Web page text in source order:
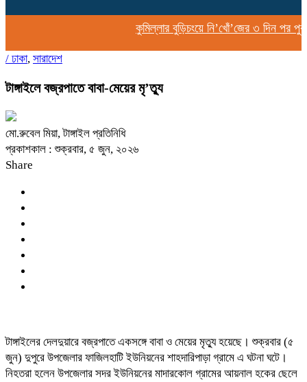
কুমিল্লার বুড়িচংয়ে নি’খোঁ’জের ৩ দিন পর
/ ঢাকা, সারাদেশ
টাঙ্গাইলে বজ্রপাতে বাবা-মেয়ের মৃ’ত্যু
মো.রুবেল মিয়া, টাঙ্গাইল প্রতিনিধি
প্রকাশকাল : শুক্রবার, ৫ জুন, ২০২৬
Share
টাঙ্গাইলের দেলদুয়ারে বজ্রপাতে একসঙ্গে বাবা ও মেয়ের মৃত্যু হয়েছে। শুক্রবার (৫
জুন) দুপুরে উপজেলার ফাজিলহাটি ইউনিয়নের শাহদারিপাড়া গ্রামে এ ঘটনা ঘটে।
নিহতরা হলেন উপজেলার সদর ইউনিয়নের মাদারকোল গ্রামের আয়নাল হকের ছেলে